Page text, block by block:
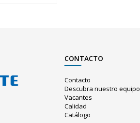
CONTACTO
Contacto
Descubra nuestro equipo
Vacantes
Calidad
Catálogo